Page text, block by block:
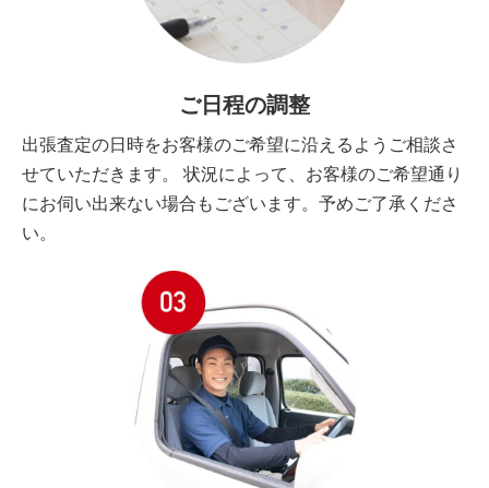
ご日程の調整
出張査定の日時をお客様のご希望に沿えるようご相談さ
せていただきます。 状況によって、お客様のご希望通り
にお伺い出来ない場合もございます。予めご了承くださ
い。